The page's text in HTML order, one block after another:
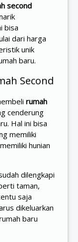
second
bisa
dari harga
unik
baru.
Second
rumah
cenderung
Hal ini bisa
memiliki
hunian
dilengkapi
taman,
saja
dikeluarkan
baru